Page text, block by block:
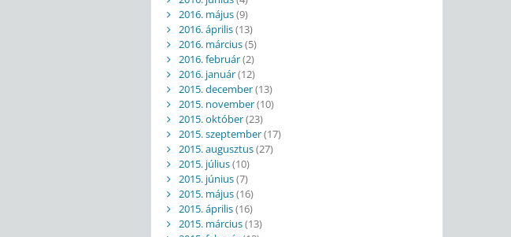
2016. május(9)
2016. április(13)
2016. március(5)
2016. február(2)
2016. január(12)
2015. december(13)
2015. november(10)
2015. október(23)
2015. szeptember(17)
2015. augusztus(27)
2015. július(10)
2015. június(7)
2015. május(16)
2015. április(16)
2015. március(13)